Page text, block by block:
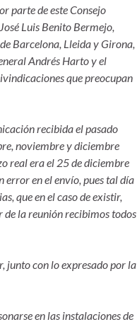
parte de este Consejo
Luis Benito Bermejo,
Barcelona, Lleida y Girona,
Andrés Harto y el
que preocupan
recibida el pasado
noviembre y diciembre
real era el 25 de diciembre
error en el envío, pues tal día
que en el caso de existir,
la reunión recibimos todos
junto con lo expresado por la
en las instalaciones de